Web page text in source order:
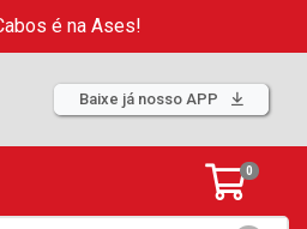
é na Ases!
Baixe já nosso APP
0